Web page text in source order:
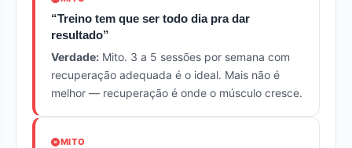
“Treino tem que ser todo dia pra dar
resultado”
Verdade: Mito. 3 a 5 sessões por semana com
recuperação adequada é o ideal. Mais não é
melhor — recuperação é onde o músculo cresce.
MITO